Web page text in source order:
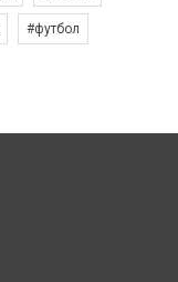
#футбол